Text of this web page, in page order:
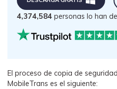
4,374,586 personas lo han
El proceso de copia de
MobileTrans es el siguiente: